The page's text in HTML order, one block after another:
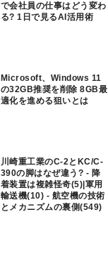
で会社員の仕事はどう変わ
る? 1日で見るAI活用術
Microsoft、Windows 11
の32GB推奨を削除 8GB最
適化を進める狙いとは
川崎重工業のC-2とKC/C-
390の脚はなぜ違う? - 降
着装置は複雑怪奇(5)|軍用
輸送機(10) - 航空機の技術
とメカニズムの裏側(549)